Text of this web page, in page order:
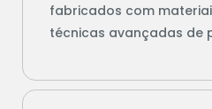
fabricados com
técnicas avançadas de